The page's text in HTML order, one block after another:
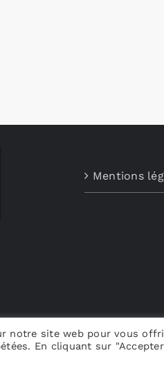
Mentions
notre site web pour vous
En cliquant sur